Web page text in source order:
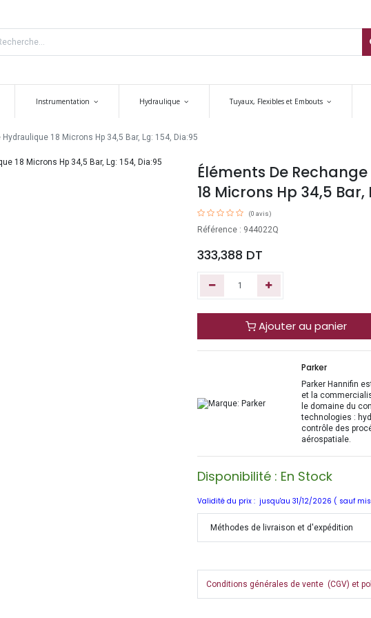
Instrumentation Hydraulique Tuyaux, Flexibles et Embouts
18 Microns Hp 34,5 Bar, Lg: 154, Dia:95
Éléments De
18 Microns Hp 34,5 Bar,
(0 avis)
Référence : 944022Q
333,388 DT
Ajouter au panier
Parker
Parker Hannifin
et la
le domaine du
technologies :
contrôle des
aérospatiale.
Disponibilité : En Stock
Validité du prix : jusqu'au 31/12/2026 ( sauf
Méthodes de livraison et d'expédition
Conditions générales de vente (CGV) et